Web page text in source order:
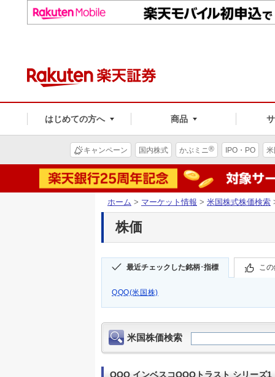
はじめての方へ 商品
キャンペーン 国内株式 かぶミニ® IPO・PO
ホーム > マーケット情報 > 米国株式株価検索
株価
最近チェックした銘柄･指標 こ
QQQ(米国株)